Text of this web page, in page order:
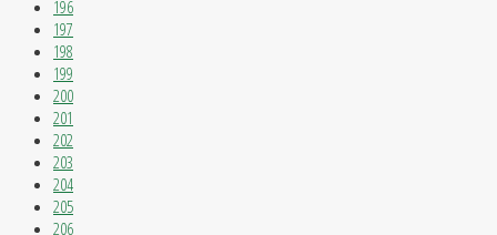
196
197
198
199
200
201
202
203
204
205
206